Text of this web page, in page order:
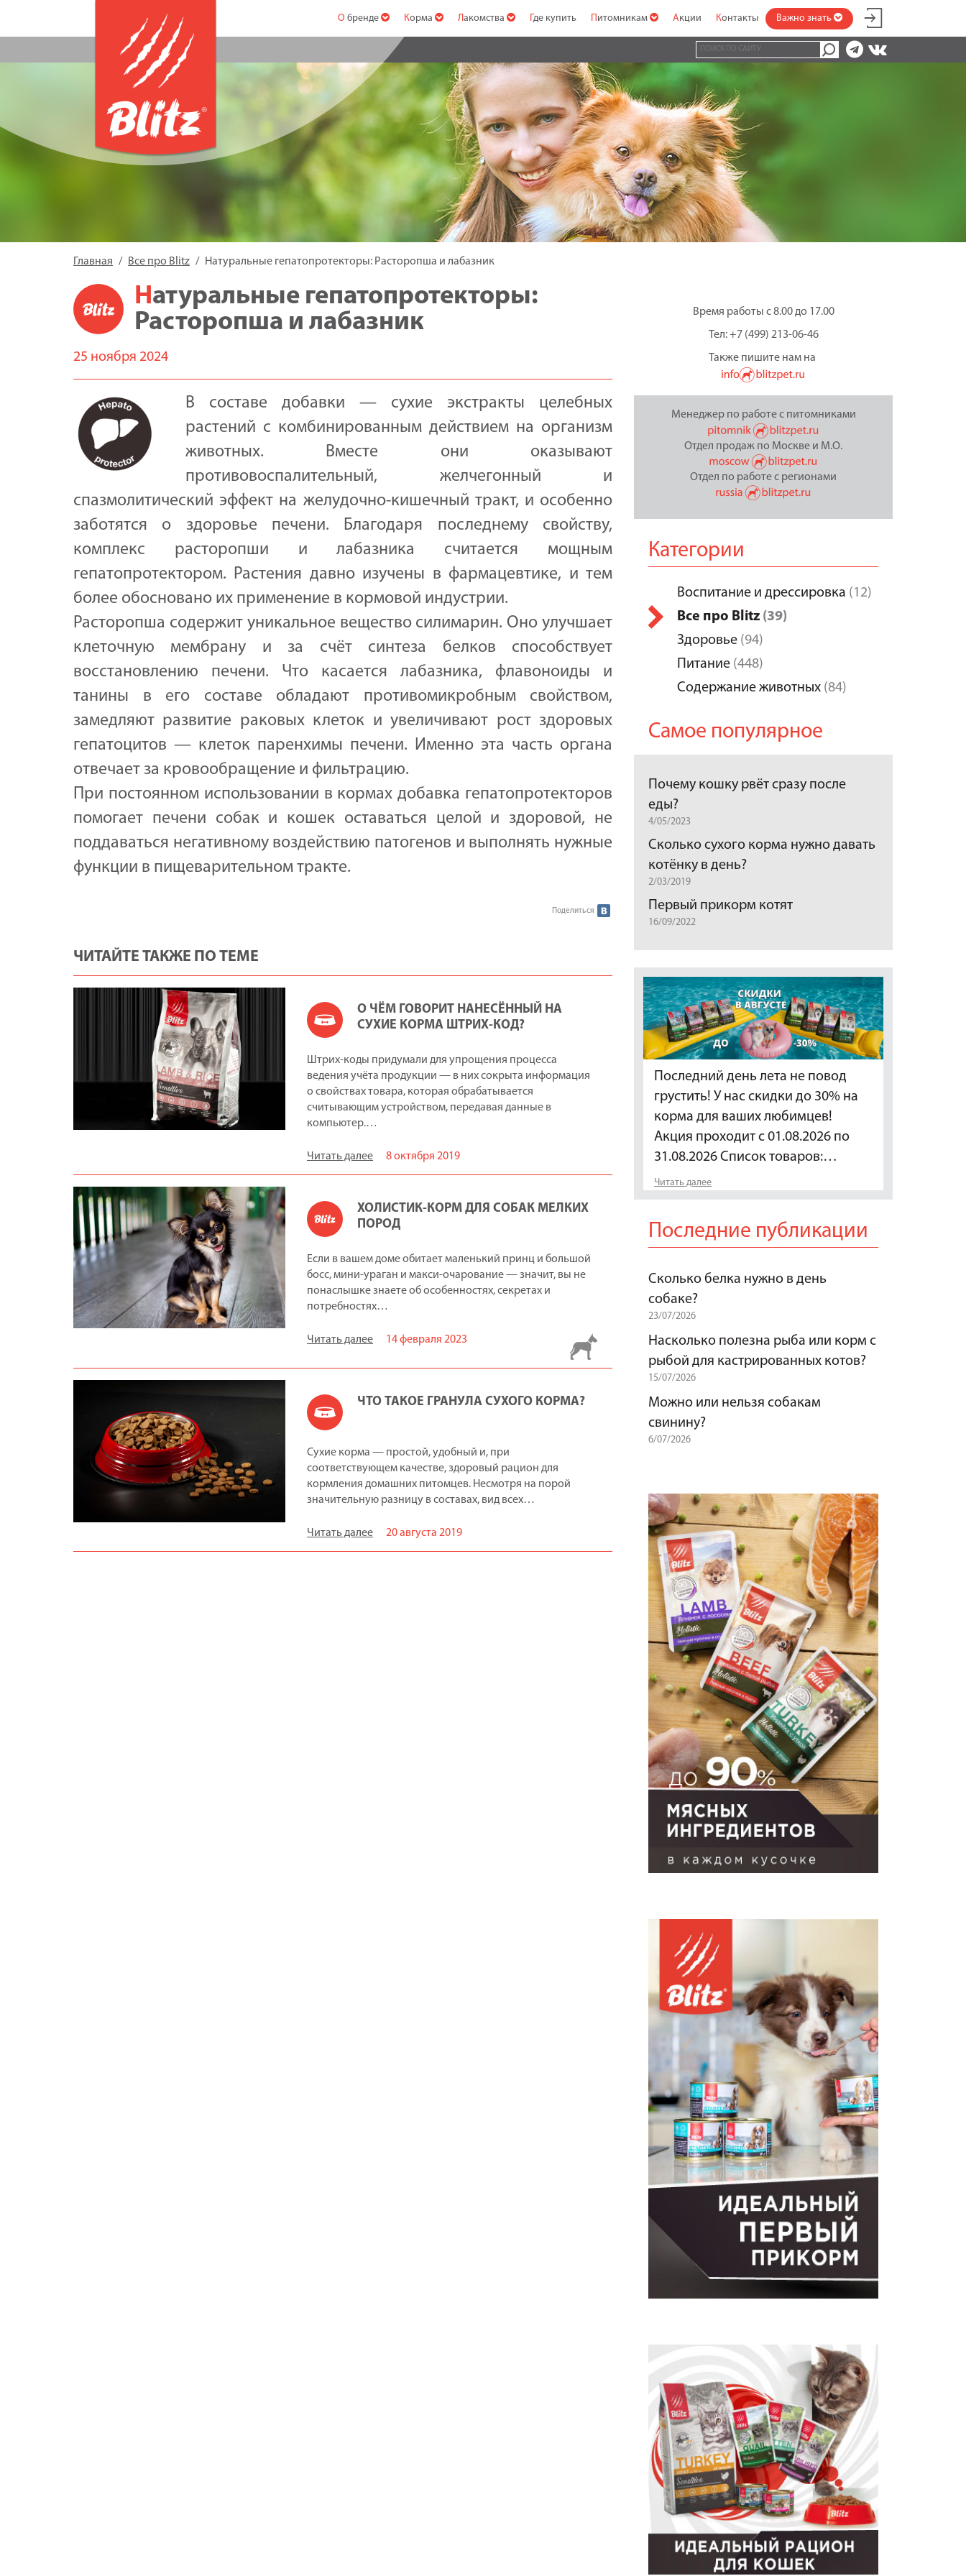
О бренде Корма Лакомства Где купить Питомникам Акции Контакты Важно знать
Главная Все про Blitz Натуральные гепатопротекторы: Расторопша и лабазник
Натуральные гепатопротекторы:
Расторопша и лабазник
25 ноября 2024
В составе добавки — сухие экстракты целебных
растений с комбинированным действием на организм
животных. Вместе они оказывают
противовоспалительный, желчегонный и
спазмолитический эффект на желудочно-кишечный тракт, и особенно
заботятся о здоровье печени. Благодаря последнему свойству,
комплекс расторопши и лабазника считается мощным
гепатопротектором. Растения давно изучены в фармацевтике, и тем
более обосновано их применение в кормовой индустрии.
Расторопша содержит уникальное вещество силимарин. Оно улучшает
клеточную мембрану и за счёт синтеза белков способствует
восстановлению печени. Что касается лабазника, флавоноиды и
танины в его составе обладают противомикробным свойством,
замедляют развитие раковых клеток и увеличивают рост здоровых
гепатоцитов — клеток паренхимы печени. Именно эта часть органа
отвечает за кровообращение и фильтрацию.
При постоянном использовании в кормах добавка гепатопротекторов
помогает печени собак и кошек оставаться целой и здоровой, не
поддаваться негативному воздействию патогенов и выполнять нужные
функции в пищеварительном тракте.
Поделиться
ЧИТАЙТЕ ТАКЖЕ ПО ТЕМЕ
О ЧЁМ ГОВОРИТ НАНЕСЁННЫЙ НА
СУХИЕ КОРМА ШТРИХ-КОД?
Штрих-коды придумали для упрощения процесса
ведения учёта продукции — в них сокрыта информация
о свойствах товара, которая обрабатывается
считывающим устройством, передавая данные в
компьютер.…
Читать далее 8 октября 2019
ХОЛИСТИК-КОРМ ДЛЯ СОБАК МЕЛКИХ
ПОРОД
Если в вашем доме обитает маленький принц и большой
босс, мини-ураган и макси-очарование — значит, вы не
понаслышке знаете об особенностях, секретах и
потребностях…
Читать далее 14 февраля 2023
ЧТО ТАКОЕ ГРАНУЛА СУХОГО КОРМА?
Сухие корма — простой, удобный и, при
соответствующем качестве, здоровый рацион для
кормления домашних питомцев. Несмотря на порой
значительную разницу в составах, вид всех…
Читать далее 20 августа 2019
Время работы с 8.00 до 17.00
Тел: +7 (499) 213-06-46
Также пишите нам на
Менеджер по работе с питомниками
Отдел продаж по Москве и М.О.
Отдел по работе с регионами
Категории
Воспитание и дрессировка (12)
Все про Blitz (39)
Здоровье (94)
Питание (448)
Содержание животных (84)
Самое популярное
Почему кошку рвёт сразу после
еды?
4/05/2023
Сколько сухого корма нужно давать
котёнку в день?
2/03/2019
Первый прикорм котят
16/09/2022
Последний день лета не повод
грустить! У нас скидки до 30% на
корма для ваших любимцев!
Акция проходит с 01.08.2026 по
31.08.2026 Список товаров:…
Читать далее
Последние публикации
Сколько белка нужно в день
собаке?
23/07/2026
Насколько полезна рыба или корм с
рыбой для кастрированных котов?
15/07/2026
Можно или нельзя собакам
свинину?
6/07/2026